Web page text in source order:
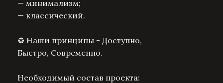
— минимализм;
— классический.
♻️ Наши принципы - Доступно,
Быстро, Современно.
Необходимый состав проекта: